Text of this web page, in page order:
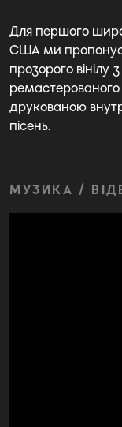
Для першого
США ми
прозорого вінілу
друкованою
пісень.
МУЗИКА /